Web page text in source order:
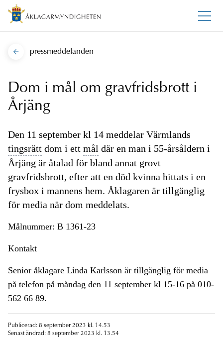
pressmeddelanden
Dom i mål om gravfridsbrott i
Årjäng
Den 11 september kl 14 meddelar Värmlands
tingsrätt dom i ett mål där en man i 55-årsåldern i
Årjäng är åtalad för bland annat grovt
gravfridsbrott, efter att en död kvinna hittats i en
frysbox i mannens hem. Åklagaren är tillgänglig
för media när dom meddelats.
Målnummer: B 1361-23
Kontakt
Senior åklagare Linda Karlsson är tillgänglig för media
på telefon på måndag den 11 september kl 15-16 på 010-
562 66 89.
Publicerad: 8 september 2023 kl. 14.53
Senast ändrad: 8 september 2023 kl. 13.54